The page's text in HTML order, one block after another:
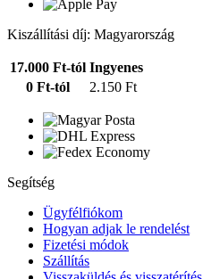
Kiszállítási díj: Magyarország
17.000 Ft-tól Ingyenes
0 Ft-tól
2.150 Ft
Segítség
Ügyfélfiókom
Hogyan adjak le rendelést
Fizetési módok
Szállítás